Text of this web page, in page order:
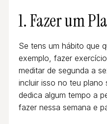
1. Fazer um
Se tens um hábito que
exemplo, fazer
meditar de segunda a
incluir isso no teu plano
dedica algum tempo a
fazer nessa semana e